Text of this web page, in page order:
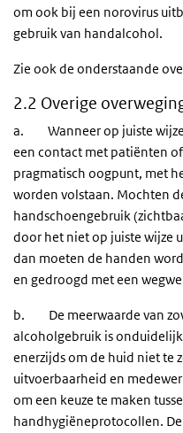
om ook bij een norovirus
gebruik van handalcohol.
Zie ook de onderstaande
2.2 Overige
a. Wanneer op juiste wijze
een contact met patiënten
pragmatisch oogpunt, met
worden volstaan. Mochten
handschoengebruik
door het niet op juiste wijze
dan moeten de handen
en gedroogd met een
b. De meerwaarde van
alcoholgebruik is
enerzijds om de huid niet te
uitvoerbaarheid en
om een keuze te maken
handhygiëneprotocollen.